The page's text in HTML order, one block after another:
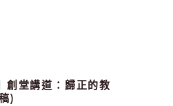
堂講道：歸正的教
)